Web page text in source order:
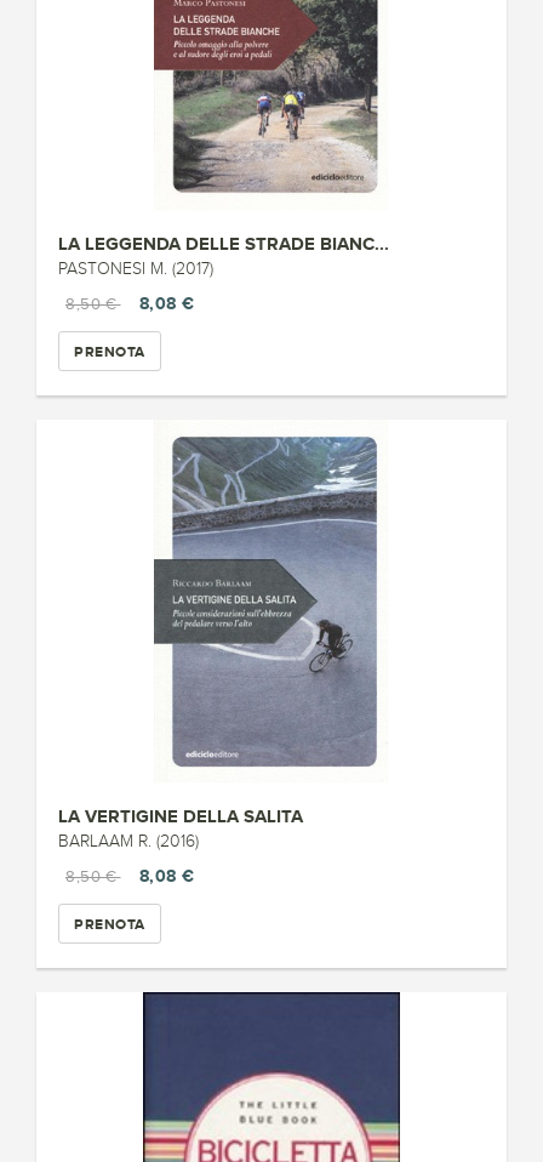
LA LEGGENDA DELLE STRADE BIANC...
PASTONESI M. (2017)
8,50 €
8,08 €
PRENOTA
LA VERTIGINE DELLA SALITA
BARLAAM R. (2016)
8,50 €
8,08 €
PRENOTA